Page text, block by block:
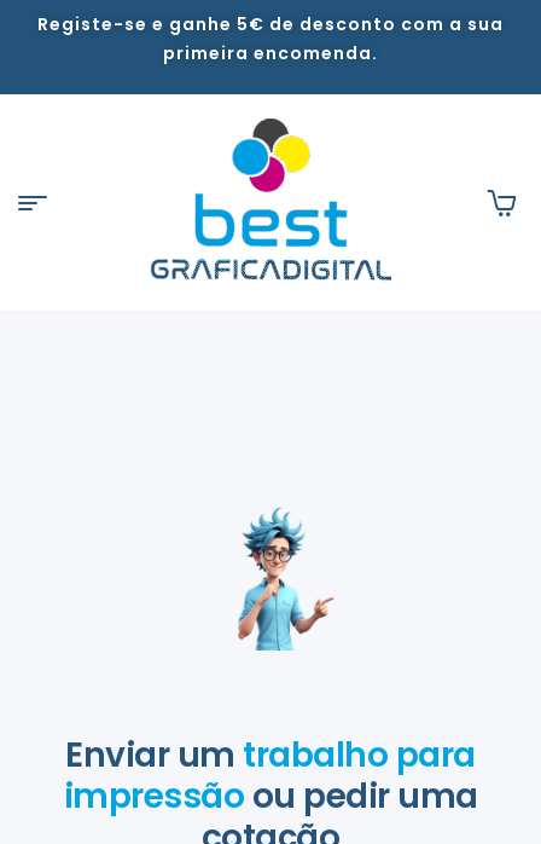
Registe-se e ganhe 5€ de desconto com a sua
primeira encomenda.
Enviar um trabalho para
impressão ou pedir uma